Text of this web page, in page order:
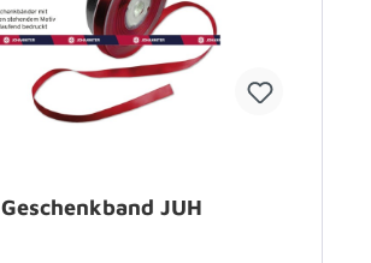
Geschenkband JUH